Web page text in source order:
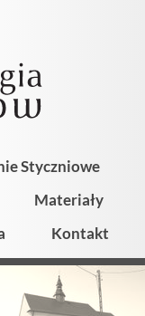
Styczniowe
Materiały
Kontakt